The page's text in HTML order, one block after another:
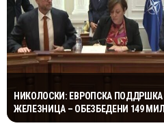
НИКОЛОСКИ: ЕВРОПСКА
ЖЕЛЕЗНИЦА – ОБЕЗБЕДЕНИ 149
БУГАРИЈА